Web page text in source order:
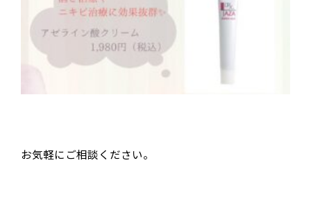
お気軽にご相談ください。